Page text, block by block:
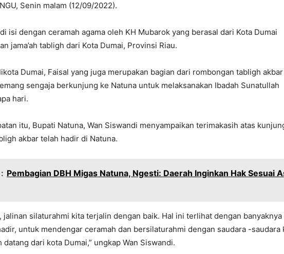
Senin malam (12/09/2022).
isi dengan ceramah agama oleh KH Mubarok yang berasal dari Kota Dumai
jama’ah tabligh dari Kota Dumai, Provinsi Riau.
Dumai, Faisal yang juga merupakan bagian dari rombongan tabligh akbar
sengaja berkunjung ke Natuna untuk melaksanakan Ibadah Sunatullah
hari.
itu, Bupati Natuna, Wan Siswandi menyampaikan terimakasih atas
akbar telah hadir di Natuna.
Pembagian DBH Migas Natuna, Ngesti: Daerah Inginkan Hak Sesuai
jalinan silaturahmi kita terjalin dengan baik. Hal ini terlihat dengan banyaknya
untuk mendengar ceramah dan bersilaturahmi dengan saudara -saudara
dari kota Dumai,” ungkap Wan Siswandi.